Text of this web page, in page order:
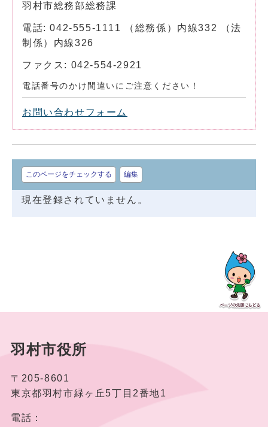
羽村市総務部総務課
電話: 042-555-1111 （総務係）内線332 （法
制係）内線326
ファクス: 042-554-2921
電話番号のかけ間違いにご注意ください！
お問い合わせフォーム
このページをチェックする 編集
現在登録されていません。
羽村市役所
〒205-8601
東京都羽村市緑ヶ丘5丁目2番地1
電話：